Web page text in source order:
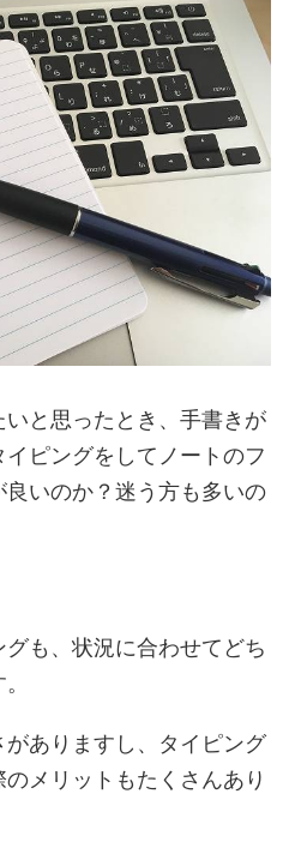
と思ったとき、手書きが
ピングをしてノートのフ
いのか？迷う方も多いの
も、状況に合わせてどち
ありますし、タイピング
メリットもたくさんあり